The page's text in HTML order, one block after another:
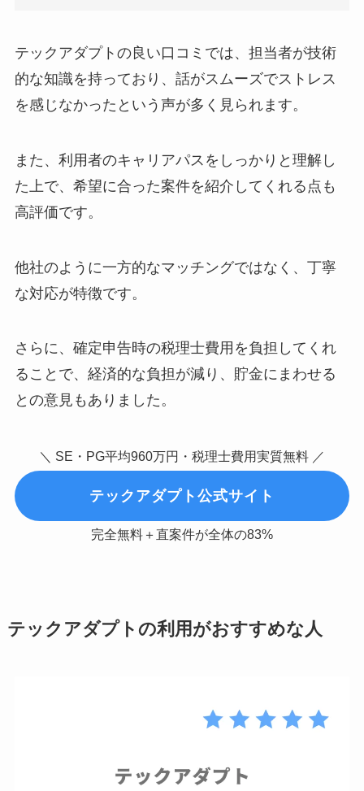
テックアダプトの良い口コミでは、担当者が技術
的な知識を持っており、話がスムーズでストレス
を感じなかったという声が多く見られます。
また、利用者のキャリアパスをしっかりと理解し
た上で、希望に合った案件を紹介してくれる点も
高評価です。
他社のように一方的なマッチングではなく、丁寧
な対応が特徴です。
さらに、確定申告時の税理士費用を負担してくれ
ることで、経済的な負担が減り、貯金にまわせる
との意見もありました。
＼ SE・PG平均960万円・税理士費用実質無料 ／
テックアダプト公式サイト
完全無料＋直案件が全体の83%
テックアダプトの利用がおすすめな人